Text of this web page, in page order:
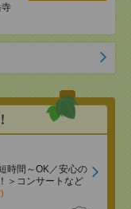
寺
時間～OK／安心の
＞コンサートなど